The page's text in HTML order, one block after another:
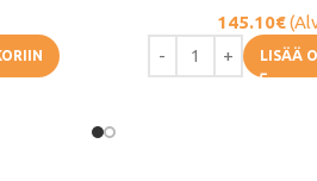
145.10€
LISÄÄ